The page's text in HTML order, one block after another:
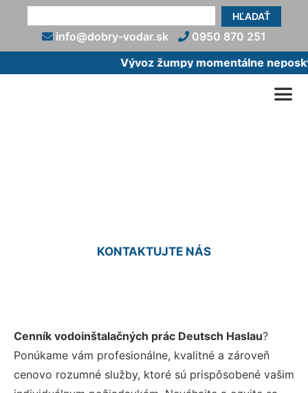
HĽADAŤ
info@dobry-vodar.sk
0950 870 251
Vývoz žumpy momentálne
KONTAKTUJTE NÁS
Cenník vodoinštalačných prác Deutsch Haslau?
Ponúkame vám profesionálne, kvalitné a zároveň
cenovo rozumné služby, ktoré sú prispôsobené vašim